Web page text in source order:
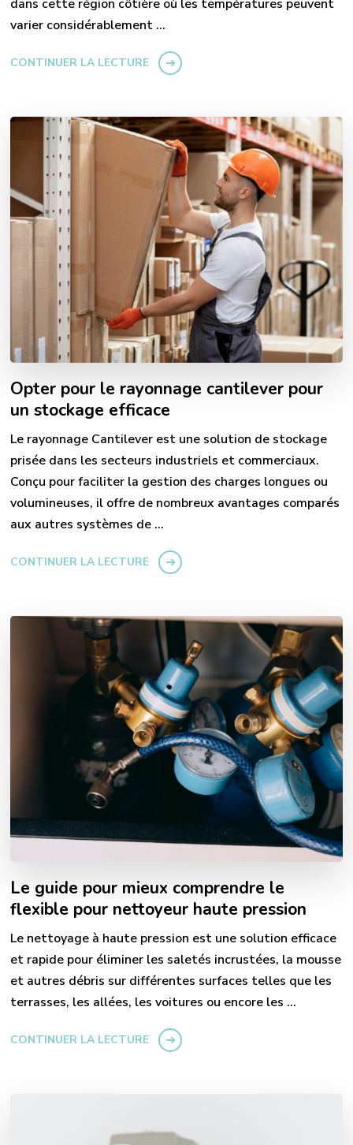
dans cette région côtière où les températures peuvent
varier considérablement …
CONTINUER LA LECTURE
Opter pour le rayonnage cantilever pour
un stockage efficace
Le rayonnage Cantilever est une solution de stockage
prisée dans les secteurs industriels et commerciaux.
Conçu pour faciliter la gestion des charges longues ou
volumineuses, il offre de nombreux avantages comparés
aux autres systèmes de …
CONTINUER LA LECTURE
Le guide pour mieux comprendre le
flexible pour nettoyeur haute pression
Le nettoyage à haute pression est une solution efficace
et rapide pour éliminer les saletés incrustées, la mousse
et autres débris sur différentes surfaces telles que les
terrasses, les allées, les voitures ou encore les …
CONTINUER LA LECTURE